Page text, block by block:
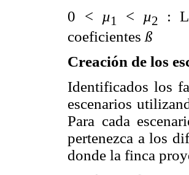
0 < µ1 < µ2 :
coeficientes ß
Creación de los
Identificados los
escenarios
Para cada
pertenezca a los
donde la finca